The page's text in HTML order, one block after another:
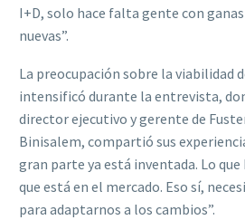
I+D, solo hace falta gente con
nuevas”.
La preocupación sobre la viabilidad
intensificó durante la entrevista,
director ejecutivo y gerente de
Binisalem, compartió sus
gran parte ya está inventada. Lo
que está en el mercado. Eso sí,
para adaptarnos a los cambios”.